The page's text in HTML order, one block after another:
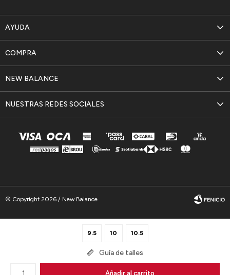
9.5 10 10.5
Guía de talles
1 Añadir al carrito
AYUDA
NEW BALANCE
COMPRA
NUESTRAS REDES SOCIALES
© Copyright 2026 / New Balance